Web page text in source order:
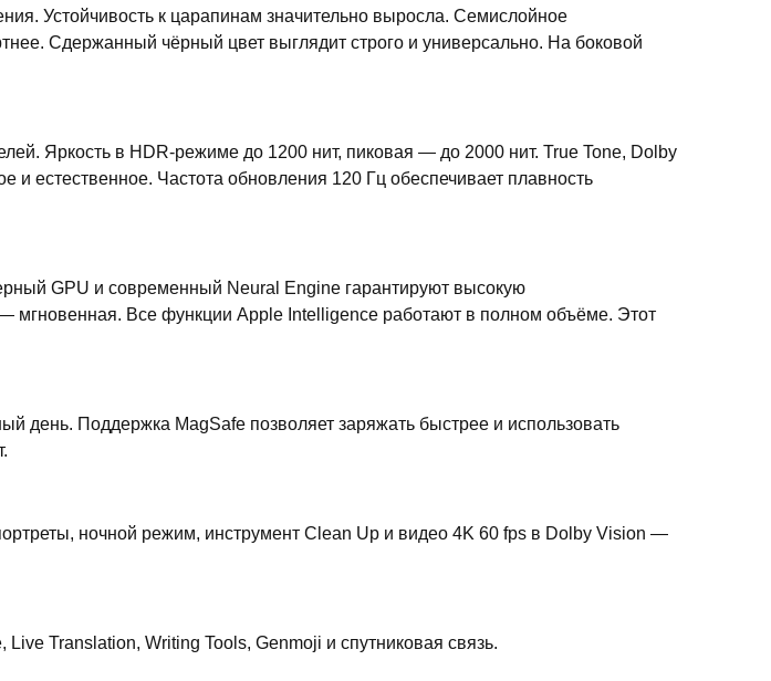
Устойчивость к царапинам значительно выросла. Семислойное
Сдержанный чёрный цвет выглядит строго и универсально. На боковой
Яркость в HDR-режиме до 1200 нит, пиковая — до 2000 нит. True Tone, Dolby
естественное. Частота обновления 120 Гц обеспечивает плавность
GPU и современный Neural Engine гарантируют высокую
мгновенная. Все функции Apple Intelligence работают в полном объёме. Этот
Поддержка MagSafe позволяет заряжать быстрее и использовать
ночной режим, инструмент Clean Up и видео 4K 60 fps в Dolby Vision —
Translation, Writing Tools, Genmoji и спутниковая связь.